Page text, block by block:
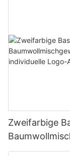
Zweifarbige